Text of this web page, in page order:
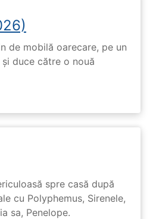
de mobilă oarecare, pe un
duce către o nouă
spre casă după
cu Polyphemus, Sirenele,
sa, Penelope.